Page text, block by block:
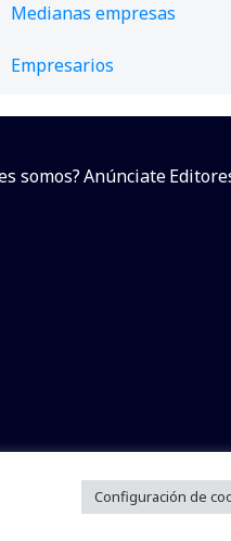
Medianas empresas
Empresarios
somos?Anúnciate
dar referencia a la
Configuración de